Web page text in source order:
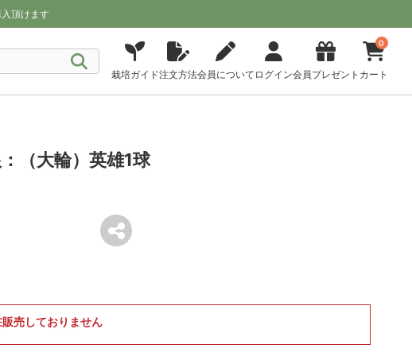
頂けます
栽培ガイド注文方法会員について ログイン会員プレゼント
0
カート
（大輪）英雄1球
売しておりません